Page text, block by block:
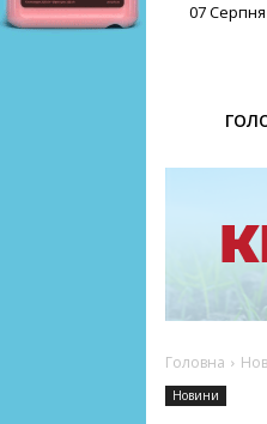
07
Головна
Новини